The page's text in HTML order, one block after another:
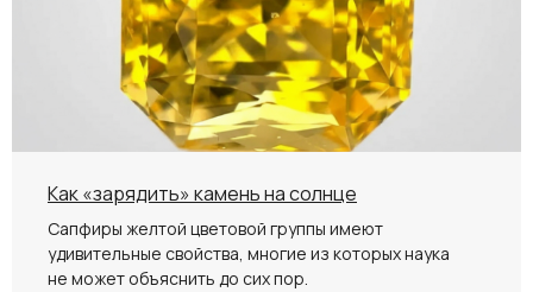
Как «зарядить» камень на солнце
Сапфиры желтой цветовой группы имеют
удивительные свойства, многие из которых наука
не может объяснить до сих пор.